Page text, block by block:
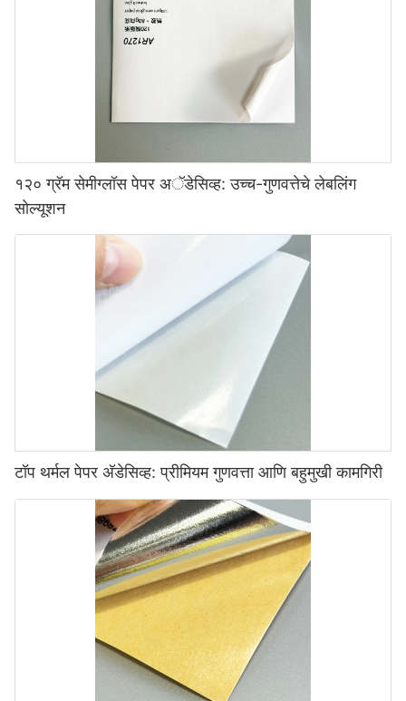
१२० ग्रॅम सेमीग्लॉस पेपर अॅडेसिव्ह: उच्च-गुणवत्तेचे लेबलिंग
सोल्यूशन
टॉप थर्मल पेपर अ‍ॅडेसिव्ह: प्रीमियम गुणवत्ता आणि बहुमुखी कामगिरी